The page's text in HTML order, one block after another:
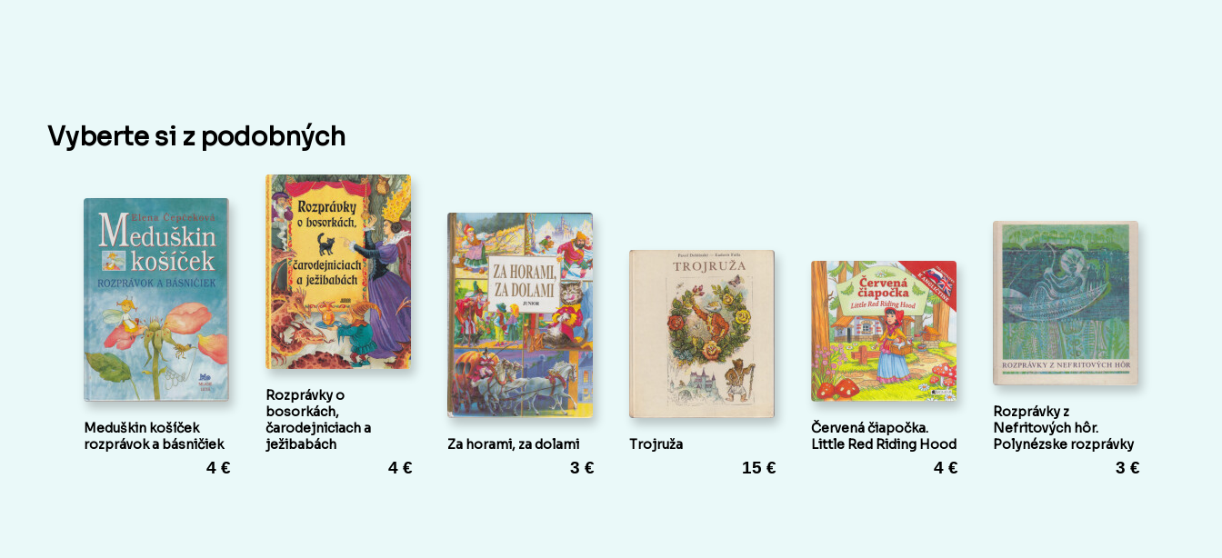
Vyberte si z podobných
Meduškin košíček
rozprávok a básničiek
4 €
Rozprávky o
bosorkách,
čarodejniciach a
ježibabách
4 €
Za horami, za dolami
3 €
Trojruža
15 €
Červená čiapočka.
Little Red Riding Hood
4 €
Rozprávky z
Nefritových hôr.
Polynézske rozprávky
3 €